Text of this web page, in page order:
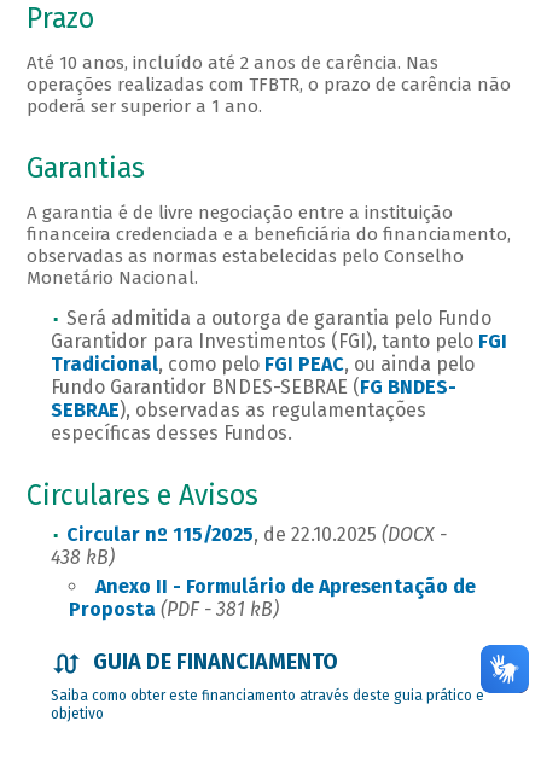
Prazo
Até 10 anos, incluído até 2 anos de carência. Nas
operações realizadas com TFBTR, o prazo de carência não
poderá ser superior a 1 ano.
Garantias
A garantia é de livre negociação entre a instituição
financeira credenciada e a beneficiária do financiamento,
observadas as normas estabelecidas pelo Conselho
Monetário Nacional.
Será admitida a outorga de garantia pelo Fundo
Garantidor para Investimentos (FGI), tanto pelo FGI
Tradicional, como pelo FGI PEAC, ou ainda pelo
Fundo Garantidor BNDES-SEBRAE (FG BNDES-
SEBRAE), observadas as regulamentações
específicas desses Fundos.
Circulares e Avisos
Circular nº 115/2025, de 22.10.2025(DOCX -
438 kB)
Anexo II - Formulário de Apresentação de
Proposta (PDF - 381 kB)
GUIA DE FINANCIAMENTO
Saiba como obter este financiamento através deste guia prático e
objetivo